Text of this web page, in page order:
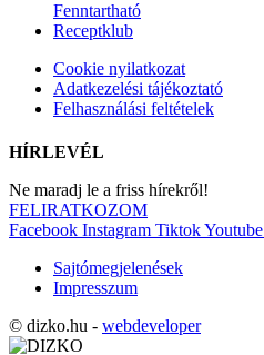
Fenntartható
Receptklub
Cookie nyilatkozat
Adatkezelési tájékoztató
Felhasználási feltételek
HÍRLEVÉL
Ne maradj le a friss hírekről!
FELIRATKOZOM
Facebook Instagram TiktokYoutube
Sajtómegjelenések
Impresszum
© dizko.hu - webdeveloper